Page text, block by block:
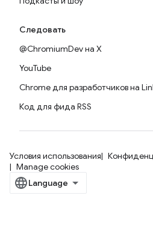
Следовать
@ChromiumDev на X
YouTube
Chrome для разработчиков на
Код для фида RSS
Условия использования
Manage cookies